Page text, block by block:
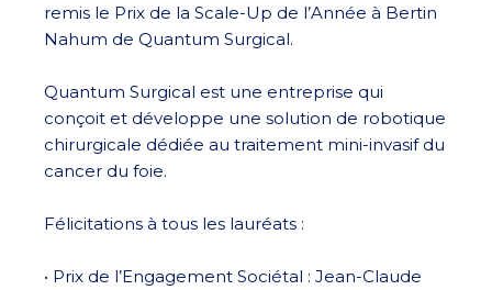
remis le Prix de la Scale-Up de l’Année à Bertin
Nahum de Quantum Surgical.
Quantum Surgical est une entreprise qui
conçoit et développe une solution de robotique
chirurgicale dédiée au traitement mini-invasif du
cancer du foie.
Félicitations à tous les lauréats :
• Prix de l’Engagement Sociétal : Jean-Claude